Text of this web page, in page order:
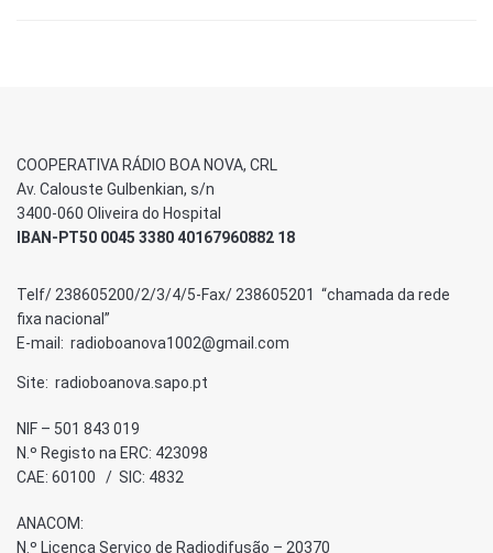
COOPERATIVA RÁDIO BOA NOVA, CRL
Av. Calouste Gulbenkian, s/n
3400-060 Oliveira do Hospital
IBAN-PT50 0045 3380 40167960882 18
Telf/ 238605200/2/3/4/5-Fax/ 238605201 “chamada da rede
fixa nacional”
E-mail: radioboanova1002@gmail.com
Site: radioboanova.sapo.pt
NIF – 501 843 019
N.º Registo na ERC: 423098
CAE: 60100 / SIC: 4832
ANACOM:
N.º Licença Serviço de Radiodifusão – 20370